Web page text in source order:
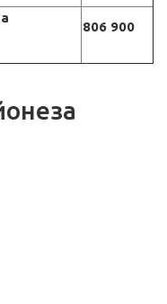
806 900